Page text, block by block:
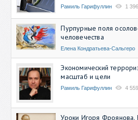
Рамиль Гарифуллин 1 396
Пурпурные поля
человечества
Елена Кондратьева-Сальгеро
Экономический
масштаб и цели
Рамиль Гарифуллин 4 559
Уроки Игоря Фроянова.